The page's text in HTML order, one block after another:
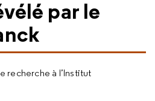
par le
recherche à l’Institut